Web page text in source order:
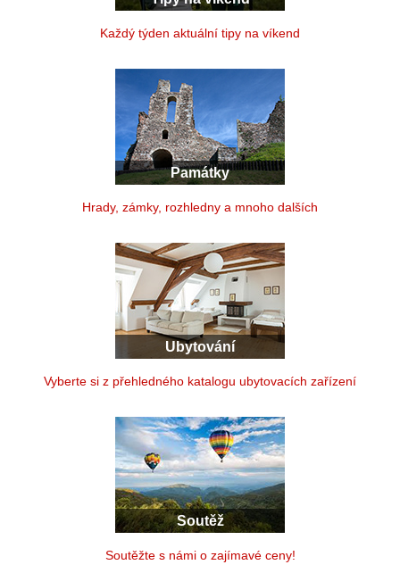
Každý týden aktuální tipy na víkend
Památky
Hrady, zámky, rozhledny a mnoho dalších
Ubytování
Vyberte si z přehledného katalogu ubytovacích zařízení
Soutěž
Soutěžte s námi o zajímavé ceny!